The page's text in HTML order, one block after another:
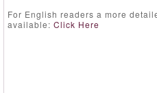
For English readers a more
available: Click Here